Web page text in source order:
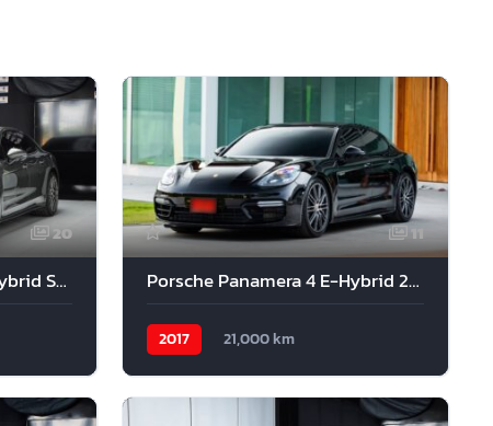
20
Porsche Panamera 4 e-Hybrid Sport Premium 2022
11
Porsche Panamera 4 E-Hybrid 2017
2017 21,000 km